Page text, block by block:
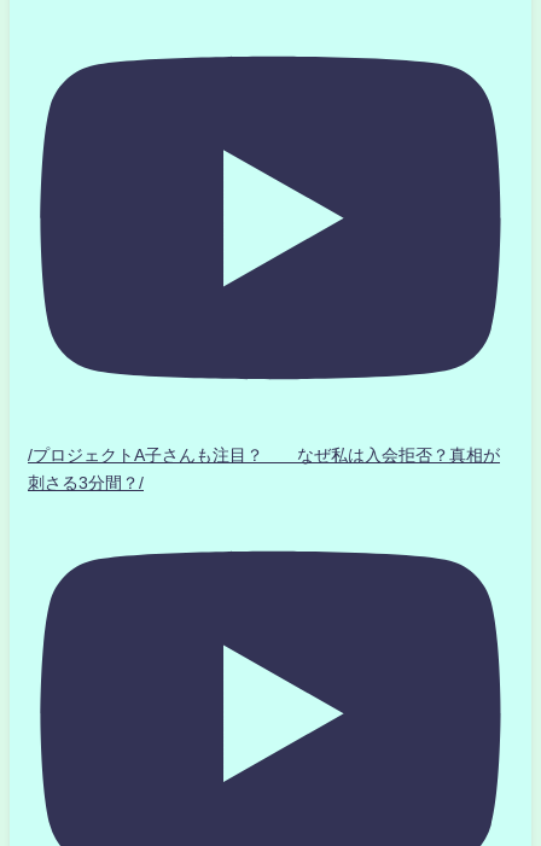
/プロジェクトA子さんも注目？ なぜ私は入会拒否？真相が
刺さる3分間？/